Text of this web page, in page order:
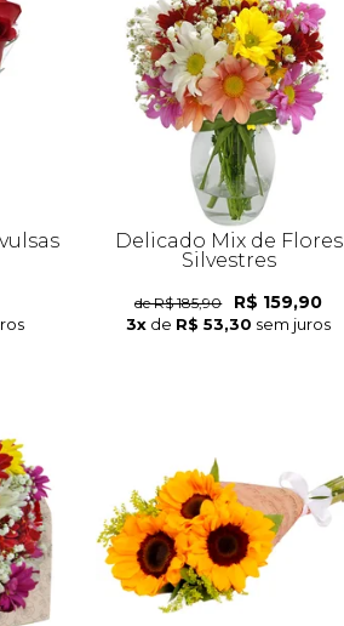
Delicado Mix de Flores
Silvestres
de R$ 185,90 R$ 159,90
3x de R$ 53,30 sem juros